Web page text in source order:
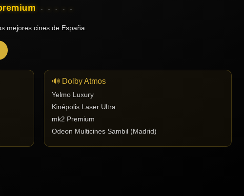
mejores cines de España.
🔊 Dolby Atmos
Yelmo Luxury
Kinépolis Laser Ultra
mk2 Premium
Odeon Multicines Sambil (Madrid)